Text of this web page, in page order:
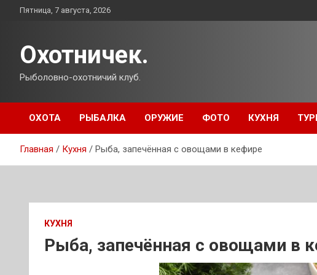
ПерейтиПятница, 7 августа, 2026
Охотничек.
Рыболовно-охотничий клуб.
ОХОТА РЫБАЛКА ОРУЖИЕ ФОТО КУХНЯ
Главная Кухня Рыба, запечённая с овощами в кефире
КУХНЯ
Рыба, запечённая с овощами в